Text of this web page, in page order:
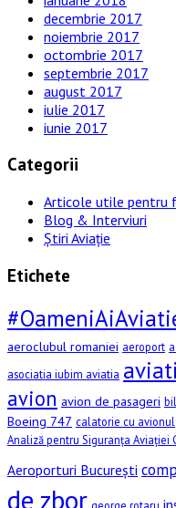
decembrie 2017
noiembrie 2017
octombrie 2017
septembrie 2017
august 2017
iulie 2017
iunie 2017
Categorii
Articole utile pentru
Blog & Interviuri
Știri Aviație
Etichete
aeroclubul romaniei aeroport
asociatia iubim aviatia
avion avion de pasageri
Boeing 747 calatorie cu avionul
Analiză pentru Siguranța Aviației
Aeroporturi București
de zbor george rotaru